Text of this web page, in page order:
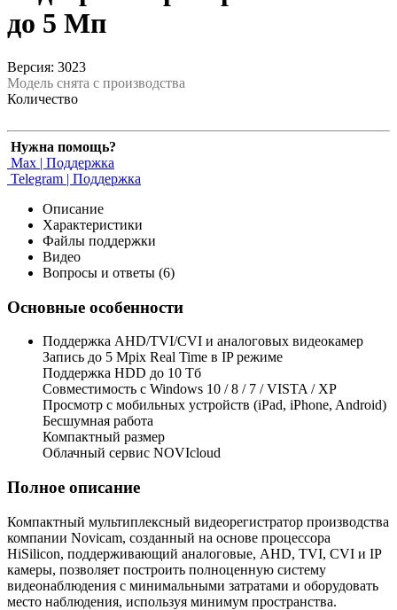
до 5 Мп
Версия: 3023
Модель снята с производства
Количество
Нужна помощь?
Max | Поддержка
Telegram | Поддержка
Описание
Характеристики
Файлы поддержки
Видео
Вопросы и ответы (6)
Основные особенности
Поддержка AHD/TVI/CVI и аналоговых видеокамер
Запись до 5 Mpix Real Time в IP режиме
Поддержка HDD до 10 Тб
Совместимость с Windows 10 / 8 / 7 / VISTA / XP
Просмотр с мобильных устройств (iPad, iPhone, Android)
Бесшумная работа
Компактный размер
Облачный сервис NOVIcloud
Полное описание
Компактный мультиплексный видеорегистратор производства
компании Novicam, созданный на основе процессора
HiSilicon, поддерживающий аналоговые, AHD, TVI, CVI и IP
камеры, позволяет построить полноценную систему
видеонаблюдения с минимальными затратами и оборудовать
место наблюдения, используя минимум пространства.